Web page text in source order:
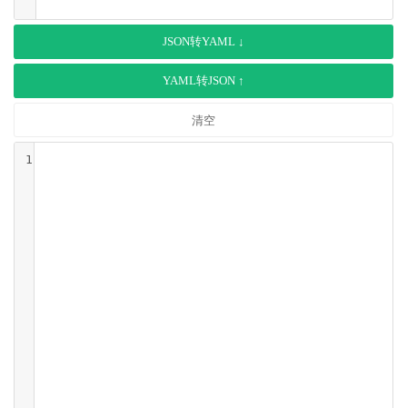
JSON转YAML ↓
YAML转JSON ↑
清空
1